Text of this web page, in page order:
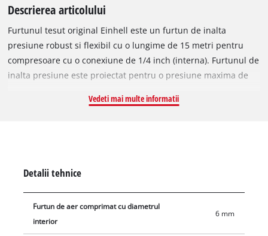
Descrierea articolului
Furtunul tesut original Einhell este un furtun de inalta
presiune robust si flexibil cu o lungime de 15 metri pentru
compresoare cu o conexiune de 1/4 inch (interna). Furtunul de
inalta presiune este proiectat pentru o presiune maxima de
rapida a presiunilor anvelopelor? Curatarea bancului de
poate fi utilizat compresorul. Furtunul impletit are un racord
de conectare rapida de 1/4 inch si un niplu de conectare
pentru o conectare usoara la compresor si pentru conectarea
la toate uneltele standard cu aer comprimat.
Vedeti mai multe informatii
Detalii tehnice
Furtun de aer comprimat cu diametrul
interior
6 mm